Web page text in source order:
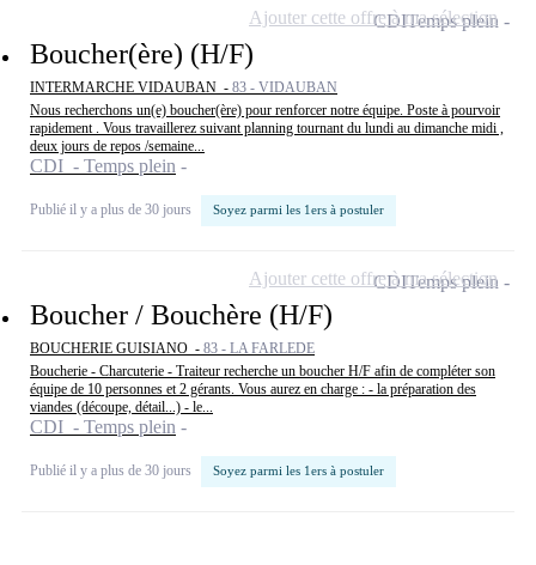
Boucher(ère) (H/F)
INTERMARCHE VIDAUBAN - 83 - VIDAUBAN
Nous recherchons un(e) boucher(ère) pour renforcer notre équipe. Poste à pourvoir
rapidement . Vous travaillerez suivant planning tournant du lundi au dimanche midi ,
deux jours de repos /semaine...
CDI - Temps plein
Publié il y a plus de 30 jours Soyez parmi les 1ers à postuler
CDITemps plein
Ajouter cette offre à ma sélection
Boucher / Bouchère (H/F)
BOUCHERIE GUISIANO - 83 - LA FARLEDE
Boucherie - Charcuterie - Traiteur recherche un boucher H/F afin de compléter son
équipe de 10 personnes et 2 gérants. Vous aurez en charge : - la préparation des
viandes (découpe, détail...) - le...
CDI - Temps plein
Publié il y a plus de 30 jours Soyez parmi les 1ers à postuler
CDITemps plein
Ajouter cette offre à ma sélection